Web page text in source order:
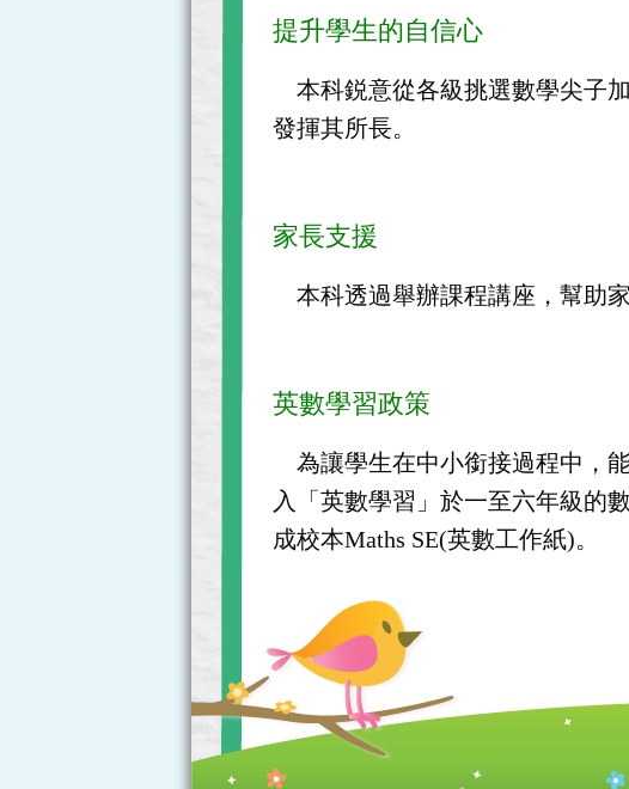
提升學生的自信心
本科鋭意從各級挑選數學尖子
發揮其所長。
家長支援
本科透過舉辦課程講座，幫助
英數學習政策
為讓學生在中小銜接過程中，
入「英數學習」於一至六年級的
成校本Maths SE(英數工作紙)。